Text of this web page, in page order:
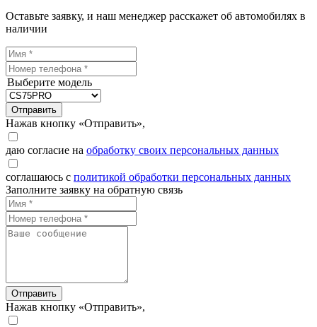
Оставьте заявку, и наш менеджер расскажет об автомобилях в
наличии
Выберите модель
Отправить
Нажав кнопку «Отправить»,
даю согласие на обработку своих персональных данных
соглашаюсь с политикой обработки персональных данных
Заполните заявку на обратную связь
Отправить
Нажав кнопку «Отправить»,